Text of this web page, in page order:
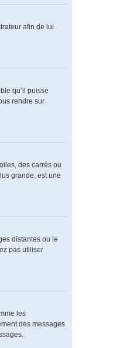
afin de lui
qu’il puisse
rendre sur
des carrés ou
grande, est une
distantes ou le
pas utiliser
les
des messages